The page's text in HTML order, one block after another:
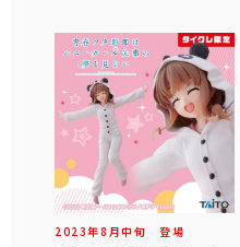
2023年8 月中旬 登場